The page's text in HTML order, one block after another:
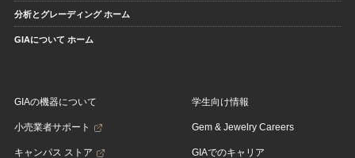
分析とグレーディング ホーム
GIAについて ホーム
GIAの機器について
小売業者サポート
キャンパス ストア
学生向け情報
Gem & Jewelry Careers
GIAでのキャリア